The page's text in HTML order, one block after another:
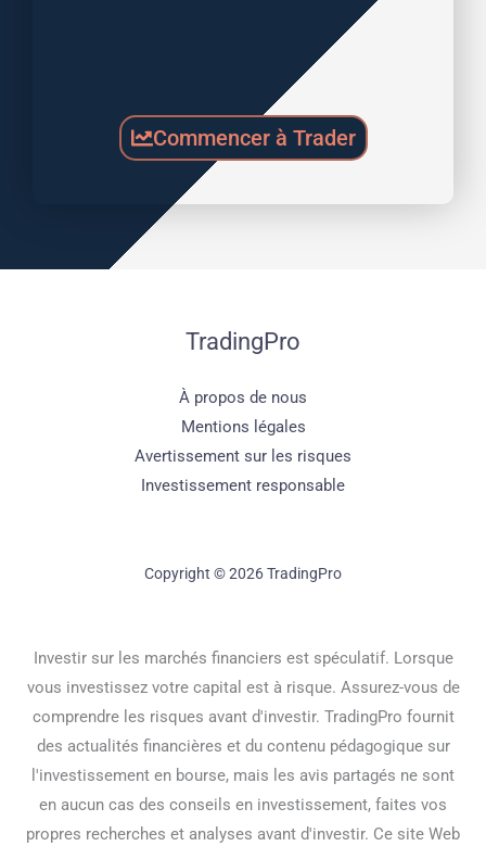
Commencer à Trader
TradingPro
À propos de nous
Mentions légales
Avertissement sur les risques
Investissement responsable
Copyright © 2026 TradingPro
Investir sur les marchés financiers est spéculatif. Lorsque
vous investissez votre capital est à risque. Assurez-vous de
comprendre les risques avant d'investir. TradingPro fournit
des actualités financières et du contenu pédagogique sur
l'investissement en bourse, mais les avis partagés ne sont
en aucun cas des conseils en investissement, faites vos
propres recherches et analyses avant d'investir. Ce site Web